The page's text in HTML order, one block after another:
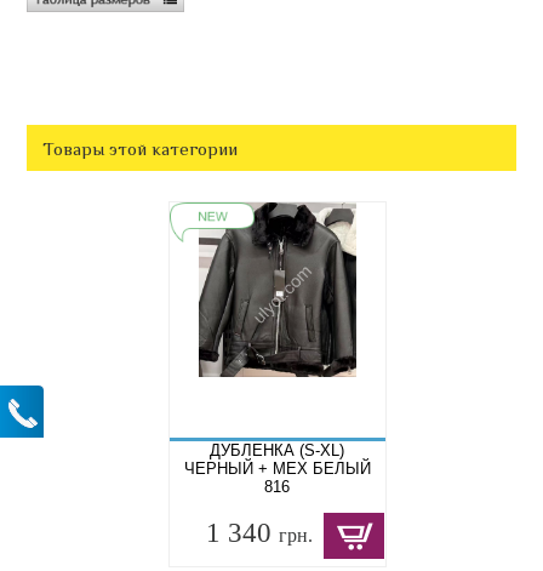
Товары этой категории
ДУБЛЕНКА (S-XL)
ЧЕРНЫЙ + МЕХ БЕЛЫЙ
816
1 340грн.